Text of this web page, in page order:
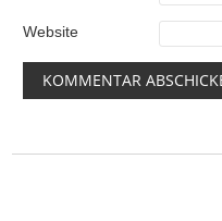
Website